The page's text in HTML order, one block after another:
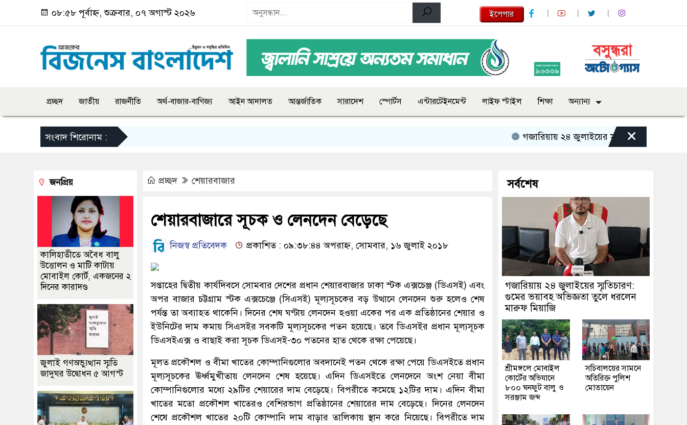
০৮:৫৮ পূর্বাহ্ন, শুক্রবার, ০৭ অগাস্ট ২০২৬ ইপেপার
প্রচ্ছদ জাতীয় রাজনীতি অর্থ-বাজার-বাণিজ্য আইন আদালত আন্তর্জাতিক সারাদেশ স্পোর্টস এন্টারটেইনমেন্ট লাইফ স্টাইল শিক্ষা অন্যান্য
সংবাদ শিরোনাম : গজারিয়ায় ২৪ জুলাইয়ের স্মৃতিচারণ: গুমের ভয়াবহ
×
প্রচ্ছদ শেয়ারবাজার
শেয়ারবাজারে সূচক ও লেনদেন বেড়েছে
নিজস্ব প্রতিবেদক প্রকাশিত : ০৯:৩৮:৪৪ অপরাহ্ন, সোমবার, ১৬ জুলাই ২০১৮
সপ্তাহের দ্বিতীয় কার্যদিবসে সোমবার দেশের প্রধান শেয়ারবাজার ঢাকা স্টক এক্সচেঞ্জ (ডিএসই) এবং
অপর বাজার চট্টগ্রাম স্টক এক্সচেঞ্জে (সিএসই) মূল্যসূচকের বড় উত্থানে লেনদেন শুরু হলেও শেষ
পর্যন্ত তা অব্যাহত থাকেনি। দিনের শেষ ঘণ্টায় লেনদেন হওয়া একের পর এক প্রতিষ্ঠানের শেয়ার ও
ইউনিটের দাম কমায় সিএসইর সবকটি মূল্যসূচকের পতন হয়েছে। তবে ডিএসইর প্রধান মূল্যসূচক
ডিএসইএক্স ও বাছাই করা সূচক ডিএসই-৩০ পতনের হাত থেকে রক্ষা পেয়েছে।
মূলত প্রকৌশল ও বীমা খাতের কোম্পানিগুলোর অবদানেই পতন থেকে রক্ষা পেয়ে ডিএসইতে প্রধান
মূল্যসূচকের ঊর্ধ্বমুখীতায় লেনদেন শেষ হয়েছে। এদিন ডিএসইতে লেনদেনে অংশ নেয়া বীমা
কোম্পানিগুলোর মধ্যে ২৯টির শেয়ারের দাম বেড়েছে। বিপরীতে কমেছে ১২টির দাম। এদিন বীমা
খাতের মতো প্রকৌশল খাতেরও বেশিরভাগ প্রতিষ্ঠানের শেয়ারের দাম বেড়েছে। দিনের লেনদেন
শেষে প্রকৌশল খাতের ২০টি কোম্পানি দাম বাড়ার তালিকায় স্থান করে নিয়েছে। বিপরীতে দাম
জনপ্রিয়
কালিহাতীতে অবৈধ বালু
উত্তোলন ও মাটি কাটায়
মোবাইল কোর্ট, একজনের ২
দিনের কারাদণ্ড
জুলাই গণঅভ্যুত্থান স্মৃতি
জাদুঘর উদ্বোধন ৫ আগস্ট
সর্বশেষ
গজারিয়ায় ২৪ জুলাইয়ের স্মৃতিচারণ:
গুমের ভয়াবহ অভিজ্ঞতা তুলে ধরলেন
মারুফ মিয়াজি
শ্রীমঙ্গলে মোবাইল
কোর্টের অভিযানে
৮০০ ঘনফুট বালু ও
সরঞ্জাম জব্দ
সচিবালয়ের সামনে
অতিরিক্ত পুলিশ
মোতায়েন